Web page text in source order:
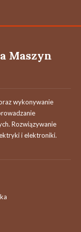
Maszyn
wykonywanie
Rozwiązywanie
i elektroniki.